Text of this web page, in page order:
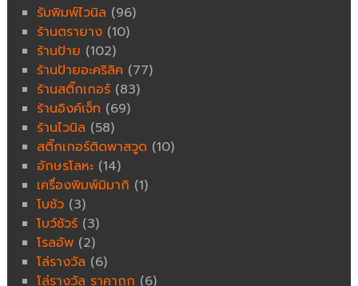
รับพิมพ์ไวนิล (96)
ร้านตรายาง (10)
ร้านป้าย (102)
ร้านป้ายอะคริลิค (77)
ร้านสติ๊กเกอร์ (83)
ร้านอิงค์เจ็ท (69)
ร้านไวนิล (58)
สติ๊กเกอร์ติดพาสวูด (10)
อักษรโลหะ (14)
เครื่องพิมพ์มิมากิ (1)
โบชัว (3)
โบว์ชัวร์ (3)
โรลอัพ (2)
โล่รางวัล (6)
โล่รางวัล ราคาถูก (6)